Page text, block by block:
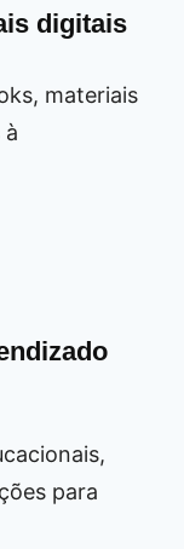
digitais
materiais
para